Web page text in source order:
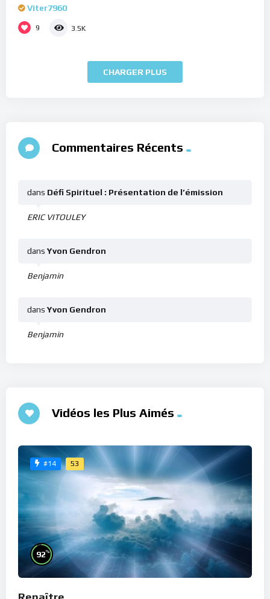
Viter7960
9 3.5K
CHARGER PLUS
Commentaires Récents
ERIC VITOULEY
dans Défi Spirituel : Présentation de l’émission
Benjamin
dans Yvon Gendron
Benjamin
dans Yvon Gendron
Vidéos les Plus Aimés
#14 53
92%